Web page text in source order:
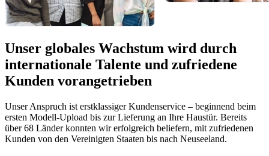
Unser globales Wachstum wird durch
internationale Talente und zufriedene
Kunden vorangetrieben
Unser Anspruch ist erstklassiger Kundenservice – beginnend beim
ersten Modell-Upload bis zur Lieferung an Ihre Haustür. Bereits
über 68 Länder konnten wir erfolgreich beliefern, mit zufriedenen
Kunden von den Vereinigten Staaten bis nach Neuseeland.